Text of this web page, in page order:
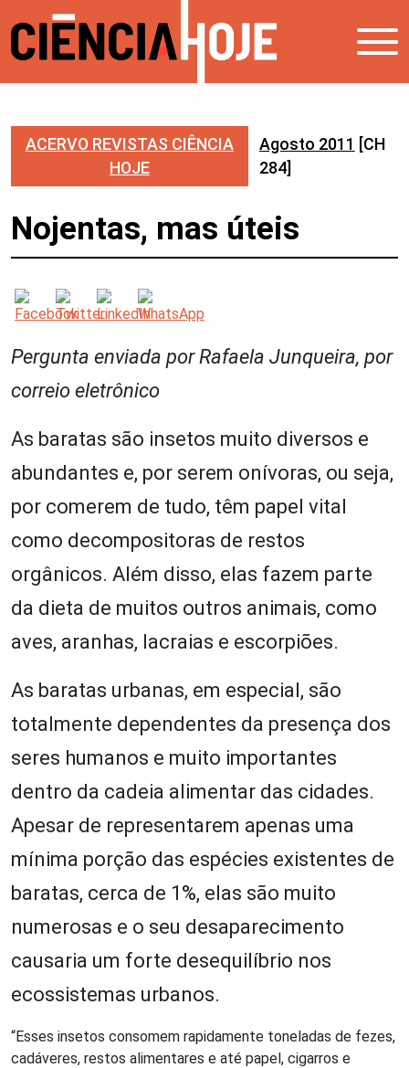
ACERVO REVISTAS CIÊNCIA
HOJE
Agosto 2011 [CH
284]
Nojentas, mas úteis
Pergunta enviada por Rafaela Junqueira, por
correio eletrônico
As baratas são insetos muito diversos e
abundantes e, por serem onívoras, ou seja,
por comerem de tudo, têm papel vital
como decompositoras de restos
orgânicos. Além disso, elas fazem parte
da dieta de muitos outros animais, como
aves, aranhas, lacraias e escorpiões.
As baratas urbanas, em especial, são
totalmente dependentes da presença dos
seres humanos e muito importantes
dentro da cadeia alimentar das cidades.
Apesar de representarem apenas uma
mínima porção das espécies existentes de
baratas, cerca de 1%, elas são muito
numerosas e o seu desaparecimento
causaria um forte desequilíbrio nos
ecossistemas urbanos.
“Esses insetos consomem rapidamente toneladas de fezes,
cadáveres, restos alimentares e até papel, cigarros e